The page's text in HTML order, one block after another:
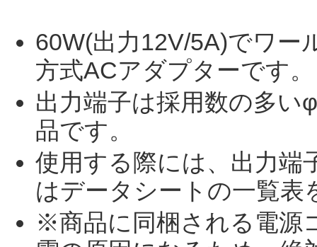
60W(出力12V/5A)でワー
方式ACアダプターです。
出力端子は採用数の多い
品です。
使用する際には、出力端
はデータシートの一覧
※商品に同梱される電源